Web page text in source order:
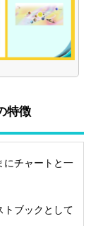
特徴
にチャートと一
トブックとして